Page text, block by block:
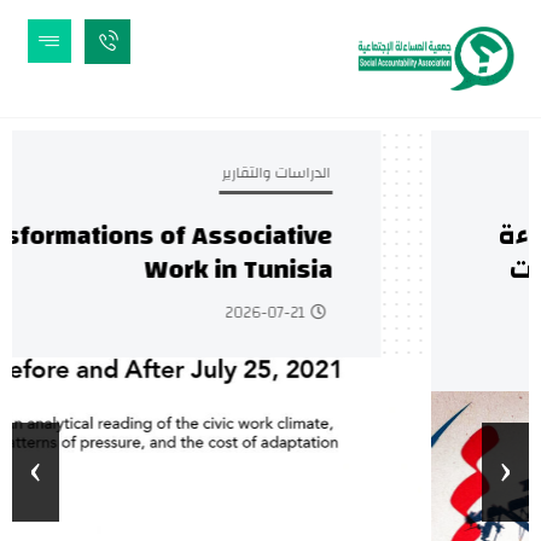
الدراسات والتقارير
Transformations of Associative
Work in Tunisia
2026-07-21
‹
›